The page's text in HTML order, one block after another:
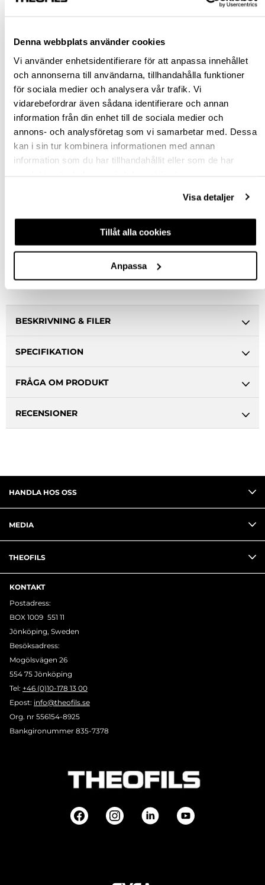
Denna webbplats använder cookies
Vi använder enhetsidentifierare för att anpassa innehållet
och annonserna till användarna, tillhandahålla funktioner
för sociala medier och analysera vår trafik. Vi
vidarebefordrar även sådana identifierare och annan
information från din enhet till de sociala medier och
annons- och analysföretag som vi samarbetar med. Dessa
kan i sin tur kombinera informationen med annan
information som du har tillhandahållit eller som de har
Visa detaljer
Tillåt alla cookies
Anpassa
Rensa val
460,00 kr
Pris / 1 st: 460,00 kr
st
KÖP
Snabba leveranser
Ledande leverantör i Sverige
BESKRIVNING & FILER
SPECIFIKATION
FRÅGA OM PRODUKT
RECENSIONER
HANDLA HOS OSS
MEDIA
THEOFILS
KONTAKT
Postadress:
BOX 1009 551 11
Jönköping, Sweden
Besöksadress:
Mogölsvägen 26
554 75 Jönköping
Tel: +46 (0)10-178 13 00
Epost: info@theofils.se
Org. nr 556154-8925
Bankgironummer 835-7378